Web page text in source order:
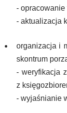
- opracowanie
- aktualizacja
organizacja i
skontrum
- weryfikacja
z
- wyjaśnianie